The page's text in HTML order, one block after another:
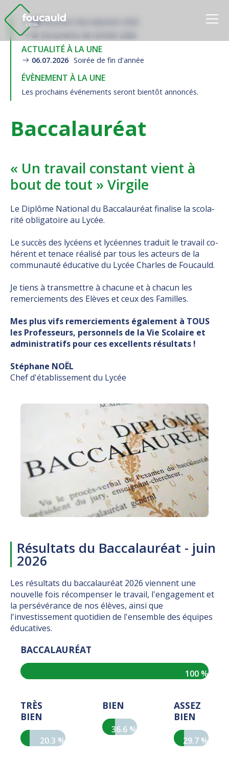
Ensemble Scolaire
🎓 Résultats Baccalauréat 2026
📝 Documents de rentrée 2026
ACTUALITÉ À LA UNE
06.07.2026 Soirée de fin d'année
ÉVÈNEMENT À LA UNE
Les prochains événements seront bientôt annoncés.
Baccalauréat
« Un travail constant vient à
bout de tout » Virgile
Le Di­plô­me Na­tio­nal du Baccalauréat finalise la sco­la­
ri­té obli­ga­toi­re au Lycée.
Le succès des lycéens et lycéennes tra­duit le tra­vail co­
hé­rent et te­na­ce ré­a­li­sé par tous les acteurs de la
communauté éducative du Lycée Charles de Foucauld.
Je tiens à transmettre à chacune et à chacun les
remerciements des Elèves et ceux des Familles.
Mes plus vifs remerciements également à TOUS
les Professeurs, personnels de la Vie Scolaire et
administratifs pour ces excellents résultats !
Stéphane NOËL
Chef d'établissement du Lycée
Résultats du Baccalauréat - juin
2026
Les résultats du baccalauréat 2026 viennent une
nouvelle fois récompenser le travail, l'engagement et
la persévérance de nos élèves, ainsi que
l'investissement quotidien de l'ensemble des équipes
éducatives.
BACCALAURÉAT
100 %
TRÈS
BIEN
20.3 %
BIEN
36.6 %
ASSEZ
BIEN
29.7 %